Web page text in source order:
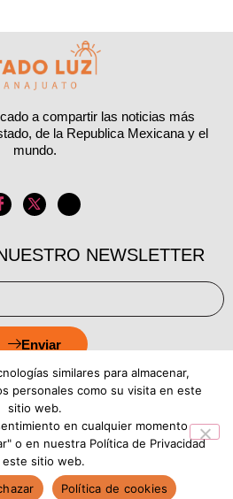
a compartir las noticias más
de la Republica Mexicana y el
mundo.
NEWSLETTER
Enviar
© 2026 Estado Luz
Política de Cookies
similares para almacenar,
personales como su visita en este
sitio web.
en cualquier momento
o en nuestra Política de Privacidad
este sitio web.
Política de cookies